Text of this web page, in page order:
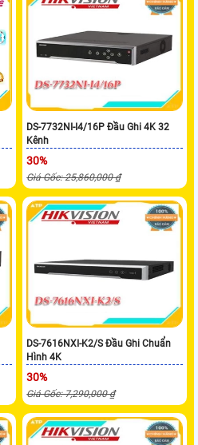
DS-7732NI-I4/16P Đầu Ghi 4K 32
Kênh
30%
Giá Gốc: 25,860,000 ₫
DS-7616NXI-K2/S Đầu Ghi Chuẩn
Hình 4K
30%
Giá Gốc: 7,290,000 ₫